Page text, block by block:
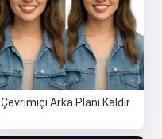
Çevrimiçi Arka Planı Kaldır